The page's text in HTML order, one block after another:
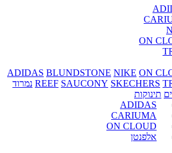
ON
ADIDAS BLUNDSTONE NIKE ON
REEF SAUCONY SKECHERS
נמרוד
תינוקות
ADIDAS
CARIUMA
ON CLOUD
אלפנטן